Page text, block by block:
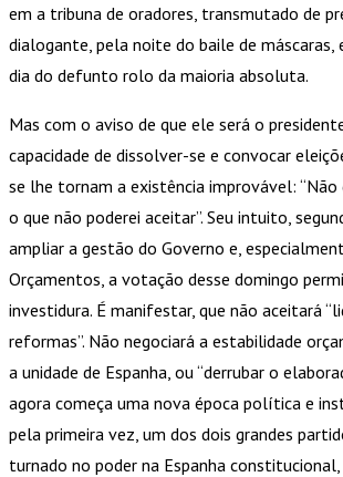
em a tribuna de oradores, transmutado de
dialogante, pela noite do baile de máscaras,
dia do defunto rolo da maioria absoluta.
Mas com o aviso de que ele será o
capacidade de dissolver-se e convocar
se lhe tornam a existência improvável: “Não
o que não poderei aceitar”. Seu intuito,
ampliar a gestão do Governo e,
Orçamentos, a votação desse domingo
investidura. É manifestar, que não aceitará
reformas”. Não negociará a estabilidade
a unidade de Espanha, ou “derrubar o
agora começa uma nova época política e
pela primeira vez, um dos dois grandes
turnado no poder na Espanha